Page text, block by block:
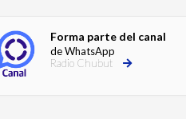
Forma parte del canal
de WhatsApp
Radio Chubut